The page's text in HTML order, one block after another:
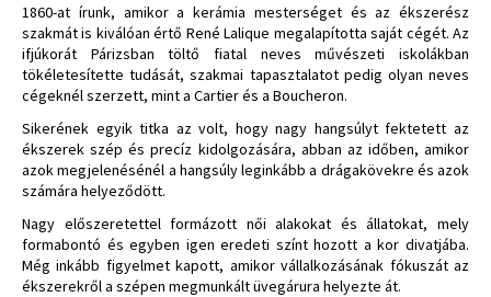
1860-at írunk, amikor a kerámia mesterséget és az ékszerész
szakmát is kiválóan értő René Lalique megalapította saját cégét. Az
ifjúkorát Párizsban töltő fiatal neves művészeti iskolákban
tökéletesítette tudását, szakmai tapasztalatot pedig olyan neves
cégeknél szerzett, mint a Cartier és a Boucheron.
Sikerének egyik titka az volt, hogy nagy hangsúlyt fektetett az
ékszerek szép és precíz kidolgozására, abban az időben, amikor
azok megjelenésénél a hangsúly leginkább a drágakövekre és azok
számára helyeződött.
Nagy előszeretettel formázott női alakokat és állatokat, mely
formabontó és egyben igen eredeti színt hozott a kor divatjába.
Még inkább figyelmet kapott, amikor vállalkozásának fókuszát az
ékszerekről a szépen megmunkált üvegárura helyezte át.